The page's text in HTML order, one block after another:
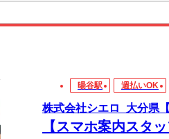
暘谷駅 週払いOK
株式会社シエロ_大分県
【スマホ案内スタ